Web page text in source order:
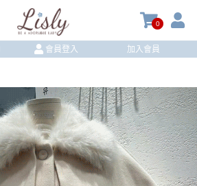
0
會員登入 加入會員